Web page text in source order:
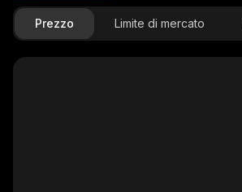
Prezzo Limite di mercato